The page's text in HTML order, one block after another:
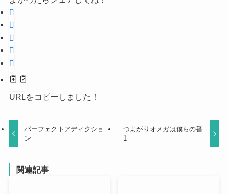
URLをコピーしました！
パーフェクトアディクショ
ン
つよがりオメガは僕らの番
1
関連記事